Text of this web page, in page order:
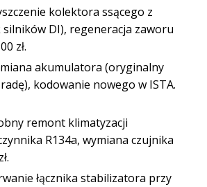
kolektora ssącego z
DI), regeneracja zaworu
zł.
akumulatora (oryginalny
kodowanie nowego w ISTA.
remont klimatyzacji
R134a, wymiana czujnika
łącznika stabilizatora przy